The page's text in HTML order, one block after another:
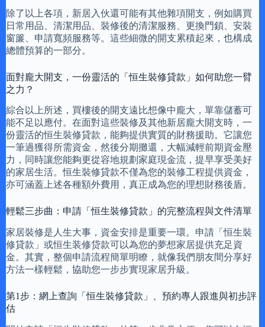
除了以上各項，新居入伙還可能有其他雜項開支，例如購買
日常用品、清潔用品、裝修後的清潔服務、更換門鎖、安裝
窗簾、申請寬頻服務等。這些細微的開支累積起來，也構成
總體預算的一部分。
面對龐大開支，一份靈活的「恒生裝修貸款」如何助您一臂
之力？
綜合以上所述，買樓後的開支遠比想像中龐大，單靠儲蓄可
能不足以應付。在面對這些裝修及其他新居龐大開支時，一
份靈活的恒生裝修貸款，能夠提供實質的財務援助。它讓您
一筆過獲得所需資金，然後分期攤還，大幅減輕前期資金壓
力，同時讓您能夠更從容地規劃家庭現金流，提早享受美好
的家居生活。恒生裝修貸款不僅為您的裝修工程提供資金，
亦可涵蓋上述各種額外費用，真正成為您的理想財務後盾。
輕鬆三步曲：申請「恒生裝修貸款」的完整流程與文件清單
家居裝修是人生大事，資金安排是重要一環。申請「恒生裝
修貸款」或恒生装修贷款可以為您的夢想家居提供充足資
金。其實，整個申請流程簡單明瞭，就像我們朋友間分享好
方法一樣輕鬆，協助您一步步實現家居升級。
第1步：網上查詢「恒生裝修貸款」、預約專人跟進與初步評
估